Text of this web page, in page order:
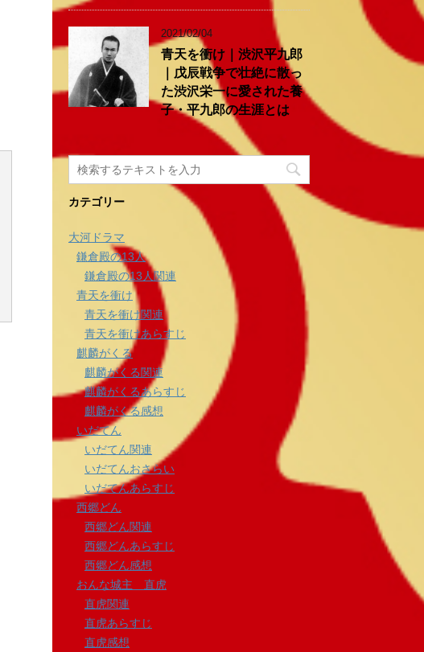
2021/02/04
青天を衝け｜渋沢平九郎
｜戊辰戦争で壮絶に散っ
た渋沢栄一に愛された養
子・平九郎の生涯とは
カテゴリー
大河ドラマ
鎌倉殿の13人
鎌倉殿の13人関連
青天を衝け
青天を衝け関連
青天を衝けあらすじ
麒麟がくる
麒麟がくる関連
麒麟がくるあらすじ
麒麟がくる感想
いだてん
いだてん関連
いだてんおさらい
いだてんあらすじ
西郷どん
西郷どん関連
西郷どんあらすじ
西郷どん感想
おんな城主 直虎
直虎関連
直虎あらすじ
直虎感想